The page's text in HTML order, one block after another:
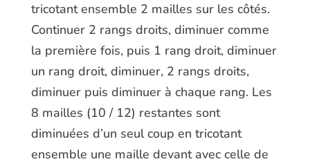
tricotant ensemble 2 mailles sur les côtés.
Continuer 2 rangs droits, diminuer comme
la première fois, puis 1 rang droit, diminuer
un rang droit, diminuer, 2 rangs droits,
diminuer puis diminuer à chaque rang. Les
8 mailles (10 / 12) restantes sont
diminuées d’un seul coup en tricotant
ensemble une maille devant avec celle de